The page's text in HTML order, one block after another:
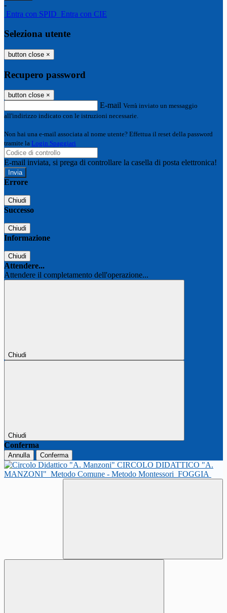
-
Entra con SPID Entra con CIE
Seleziona utente
button close ×
Recupero password
button close ×
E-mail Verrà inviato un messaggio
all'indirizzo indicato con le istruzioni necessarie.
Non hai una e-mail associata al nome utente? Effettua il reset della password
tramite la Login Spaggiari
E-mail inviata, si prega di controllare la casella di posta elettronica!
Errore
Chiudi
Successo
Chiudi
Informazione
Chiudi
Attendere...
Attendere il completamento dell'operazione...
Chiudi
Chiudi
Conferma
Annulla Conferma
CIRCOLO DIDATTICO "A.
MANZONI" Metodo Comune - Metodo Montessori FOGGIA